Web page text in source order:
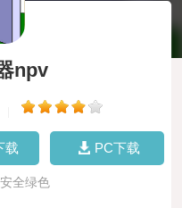
npv
载 PC下载
全绿色